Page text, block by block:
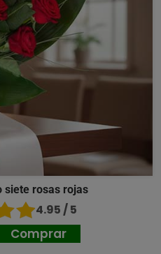
siete rosas rojas
4.95 / 5
Comprar